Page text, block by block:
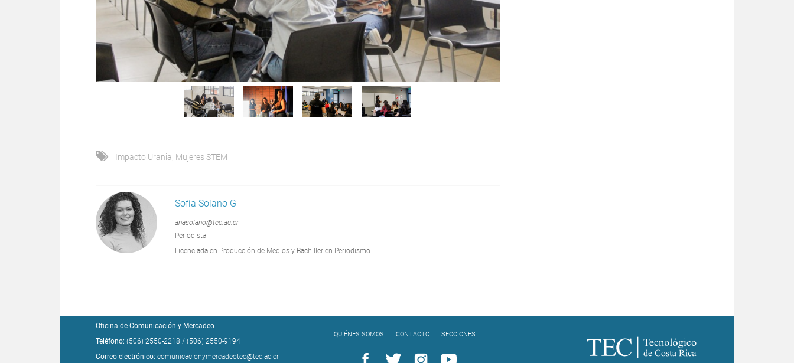
Impacto Urania Mujeres STEM
Sofía Solano G
anasolano@tec.ac.cr
Periodista
Licenciada en Producción de Medios y Bachiller en Periodismo.
Oficina de Comunicación y Mercadeo
Teléfono: (506) 2550-2218 / (506) 2550-9194
Correo electrónico: comunicacionymercadeotec@tec.ac.cr
QUIÉNES SOMOS CONTACTO SECCIONES